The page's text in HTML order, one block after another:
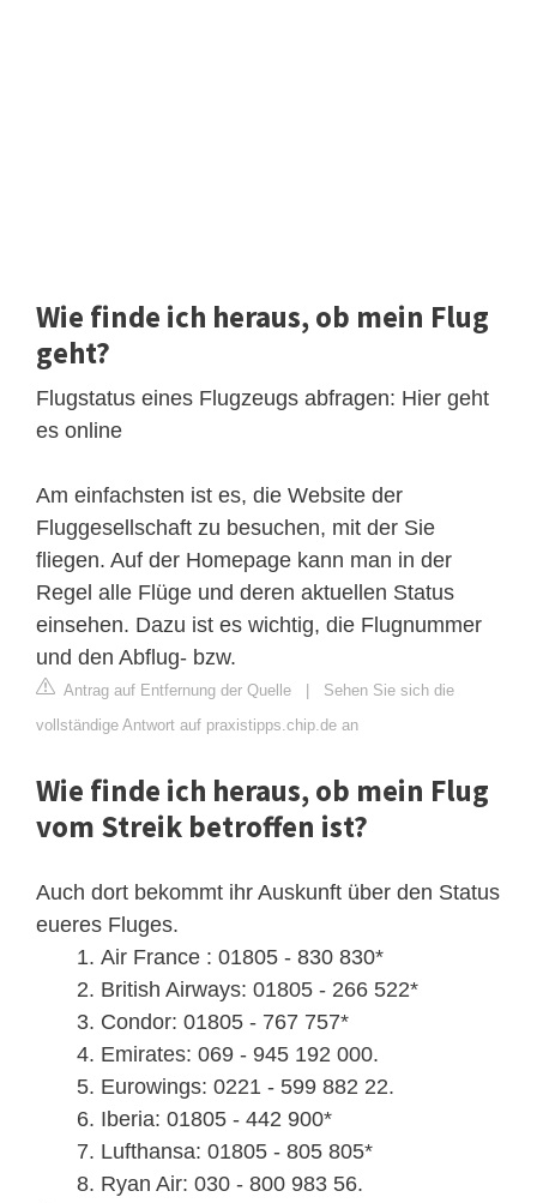
Wie finde ich heraus, ob mein Flug
geht?
Flugstatus eines Flugzeugs abfragen: Hier geht
es online
Am einfachsten ist es, die Website der
Fluggesellschaft zu besuchen, mit der Sie
fliegen. Auf der Homepage kann man in der
Regel alle Flüge und deren aktuellen Status
einsehen. Dazu ist es wichtig, die Flugnummer
und den Abflug- bzw.
Antrag auf Entfernung der Quelle
Sehen Sie sich die
vollständige Antwort auf praxistipps.chip.de an
Wie finde ich heraus, ob mein Flug
vom Streik betroffen ist?
Auch dort bekommt ihr Auskunft über den Status
eueres Fluges.
Air France : 01805 - 830 830*
British Airways: 01805 - 266 522*
Condor: 01805 - 767 757*
Emirates: 069 - 945 192 000.
Eurowings: 0221 - 599 882 22.
Iberia: 01805 - 442 900*
Lufthansa: 01805 - 805 805*
Ryan Air: 030 - 800 983 56.